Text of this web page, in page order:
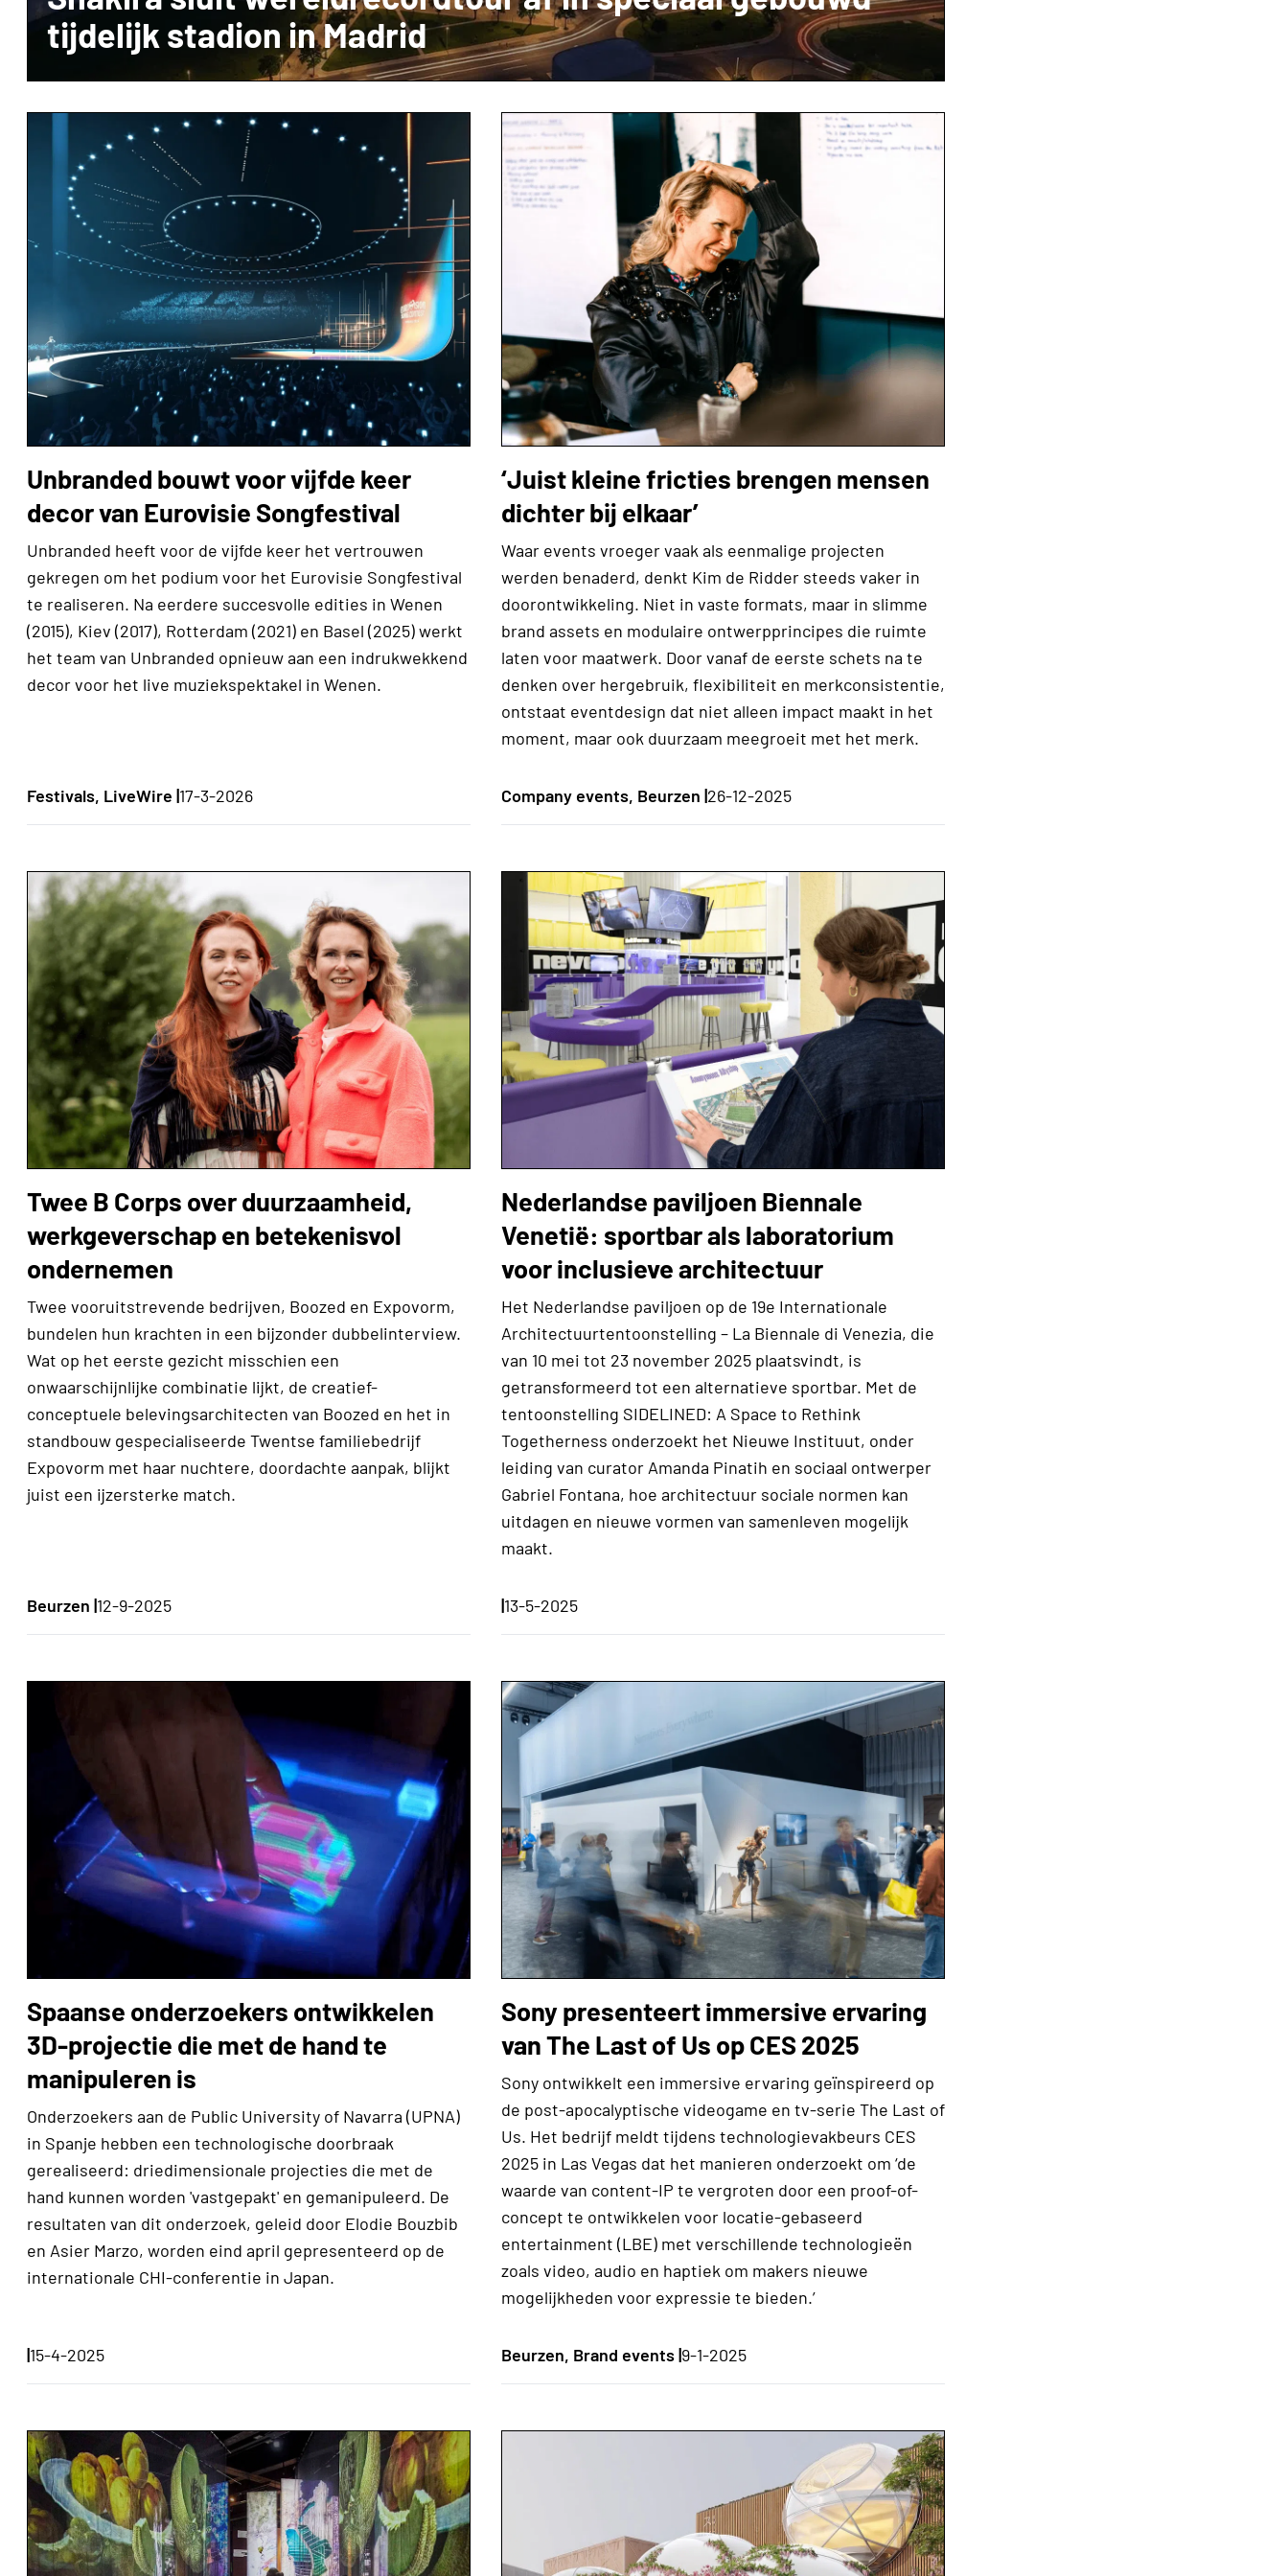
tijdelijk stadion in Madrid
Unbranded bouwt voor vijfde keer
decor van Eurovisie Songfestival
Unbranded heeft voor de vijfde keer het vertrouwen
gekregen om het podium voor het Eurovisie Songfestival
te realiseren. Na eerdere succesvolle edities in Wenen
(2015), Kiev (2017), Rotterdam (2021) en Basel (2025) werkt
het team van Unbranded opnieuw aan een indrukwekkend
decor voor het live muziekspektakel in Wenen.
Festivals, LiveWire |17-3-2026
‘Juist kleine fricties brengen mensen
dichter bij elkaar’
Waar events vroeger vaak als eenmalige projecten
werden benaderd, denkt Kim de Ridder steeds vaker in
doorontwikkeling. Niet in vaste formats, maar in slimme
brand assets en modulaire ontwerpprincipes die ruimte
laten voor maatwerk. Door vanaf de eerste schets na te
denken over hergebruik, flexibiliteit en merkconsistentie,
ontstaat eventdesign dat niet alleen impact maakt in het
moment, maar ook duurzaam meegroeit met het merk.
Company events, Beurzen |26-12-2025
Twee B Corps over duurzaamheid,
werkgeverschap en betekenisvol
ondernemen
Twee vooruitstrevende bedrijven, Boozed en Expovorm,
bundelen hun krachten in een bijzonder dubbelinterview.
Wat op het eerste gezicht misschien een
onwaarschijnlijke combinatie lijkt, de creatief-
conceptuele belevingsarchitecten van Boozed en het in
standbouw gespecialiseerde Twentse familiebedrijf
Expovorm met haar nuchtere, doordachte aanpak, blijkt
juist een ijzersterke match.
Beurzen |12-9-2025
Nederlandse paviljoen Biennale
Venetië: sportbar als laboratorium
voor inclusieve architectuur
Het Nederlandse paviljoen op de 19e Internationale
Architectuurtentoonstelling – La Biennale di Venezia, die
van 10 mei tot 23 november 2025 plaatsvindt, is
getransformeerd tot een alternatieve sportbar. Met de
tentoonstelling SIDELINED: A Space to Rethink
Togetherness onderzoekt het Nieuwe Instituut, onder
leiding van curator Amanda Pinatih en sociaal ontwerper
Gabriel Fontana, hoe architectuur sociale normen kan
uitdagen en nieuwe vormen van samenleven mogelijk
maakt.
|13-5-2025
Spaanse onderzoekers ontwikkelen
3D-projectie die met de hand te
manipuleren is
Onderzoekers aan de Public University of Navarra (UPNA)
in Spanje hebben een technologische doorbraak
gerealiseerd: driedimensionale projecties die met de
hand kunnen worden 'vastgepakt' en gemanipuleerd. De
resultaten van dit onderzoek, geleid door Elodie Bouzbib
en Asier Marzo, worden eind april gepresenteerd op de
internationale CHI-conferentie in Japan.
|15-4-2025
Sony presenteert immersive ervaring
van The Last of Us op CES 2025
Sony ontwikkelt een immersive ervaring geïnspireerd op
de post-apocalyptische videogame en tv-serie The Last of
Us. Het bedrijf meldt tijdens technologievakbeurs CES
2025 in Las Vegas dat het manieren onderzoekt om ‘de
waarde van content-IP te vergroten door een proof-of-
concept te ontwikkelen voor locatie-gebaseerd
entertainment (LBE) met verschillende technologieën
zoals video, audio en haptiek om makers nieuwe
mogelijkheden voor expressie te bieden.’
Beurzen, Brand events |9-1-2025